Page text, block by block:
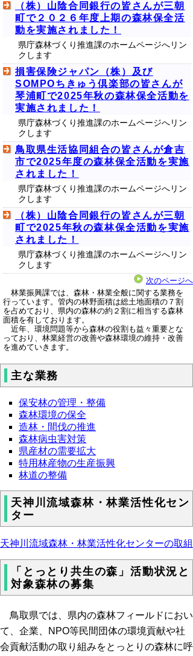
（株）山陰合同銀行の皆さんが三朝
町で２０２６年度上期の森林保全活
動を実施されました！
県庁森林づくり推進課のホームページへリン
クします
損害保険ジャパン（株）及び
SOMPOちきゅう倶楽部の皆さんが
琴浦町で2025年秋の森林保全活動を
実施されました！
県庁森林づくり推進課のホームページへリン
クします
鳥取県生活協同組合の皆さんが倉吉
市で2025年度の森林保全活動を実施
されました！
県庁森林づくり推進課のホームページへリン
クします
（株）山陰合同銀行の皆さんが三朝
町で2025年秋の森林保全活動を実施
されました！
県庁森林づくり推進課のホームページへリン
クします
次のページへ
林業振興課では、森林・林業全般に関する業務を
行っています。管内の林野面積は総土地面積の７割
を占めており、県内の森林の約２割に相当する森林
面積を有しております。
近年、環境問題等から森林の役割も益々重要とな
っており、林業経営の改善や森林環境の維持・改善
を進めていきます。
主な業務
保安林の管理・整備
森林環境の保全
造林・間伐の推進
森林病虫害対策
県産材の需要拡大
特用林産物の生産振興
林道の整備
天神川流域森林・林業活性化セン
ター
天神川流域森林・林業活性化センターの取組
「とっとり共生の森」活動状況と
対象森林の募集
鳥取県では、県内の森林フィールドにおい
て、企業、NPO等民間団体の環境貢献や社
会貢献活動の取り組みをとっとりの森林に呼